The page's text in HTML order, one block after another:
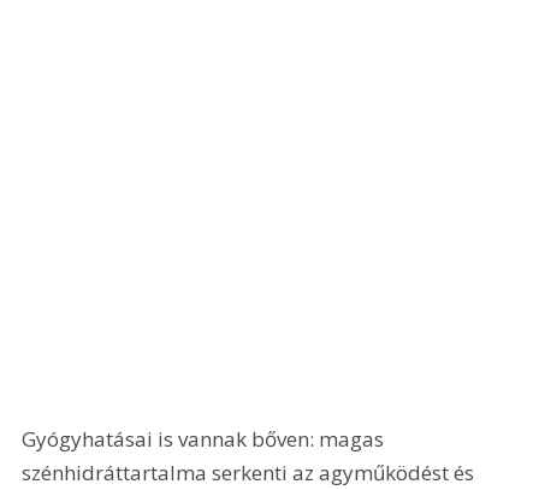
Gyógyhatásai is vannak bőven: magas
szénhidráttartalma serkenti az agyműködést és